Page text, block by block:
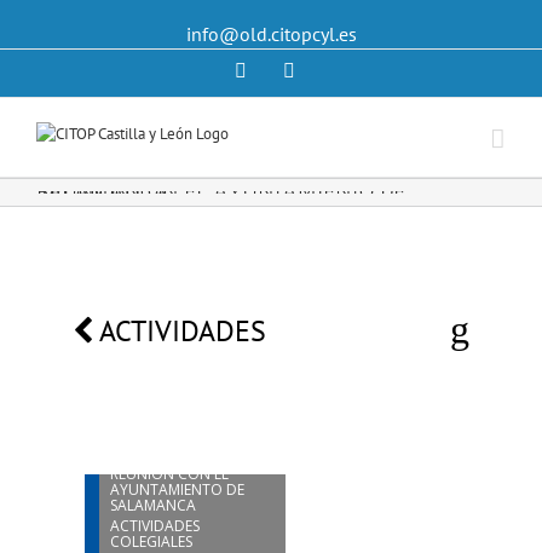
info@old.citopcyl.es
Linkedin
REUNION CON EL AYUNTAMIENTO DE SALAMANCA
ACTIVIDADES
REUNION CON EL
AYUNTAMIENTO DE
SALAMANCA
ACTIVIDADES
COLEGIALES